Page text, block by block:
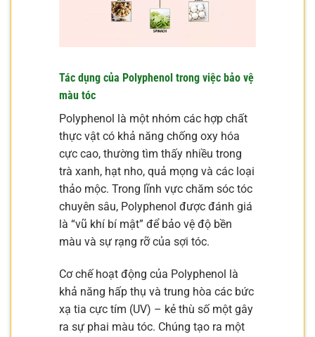
Tác dụng của Polyphenol trong việc bảo vệ
màu tóc
Polyphenol là một nhóm các hợp chất
thực vật có khả năng chống oxy hóa
cực cao, thường tìm thấy nhiều trong
trà xanh, hạt nho, quả mọng và các loại
thảo mộc. Trong lĩnh vực chăm sóc tóc
chuyên sâu, Polyphenol được đánh giá
là “vũ khí bí mật” để bảo vệ độ bền
màu và sự rạng rỡ của sợi tóc.
Cơ chế hoạt động của Polyphenol là
khả năng hấp thụ và trung hòa các bức
xạ tia cực tím (UV) – kẻ thù số một gây
ra sự phai màu tóc. Chúng tạo ra một